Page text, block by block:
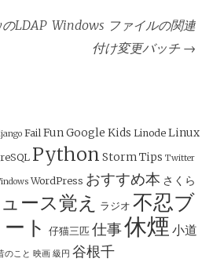
LDAP Windows ファイルの関連
付け変更バッチ →
Fail FunGoogle Kids Linode Linux
Python StormTips Twitter
WordPress おすすめ本 さくら
ース覚え ラジオ 不忍ブ
ト
仔猫三匹 仕事休煙 小道
のこと 映画 級円 谷根千